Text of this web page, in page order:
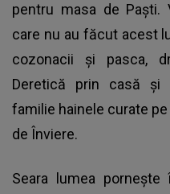
pentru masa de Paşti.
care nu au făcut acest
cozonacii şi pasca,
Deretică prin casă şi
familie hainele curate
de Înviere.
Seara lumea